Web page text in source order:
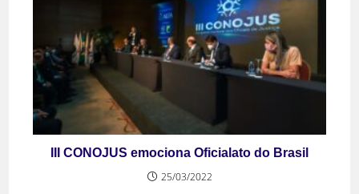
III CONOJUS emociona Oficialato do Brasil
25/03/2022